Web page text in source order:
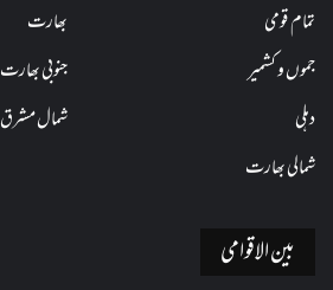
تمام قومی
بھارت
جموں و کشمیر
جنوبی بھارت
دہلی
شمال مشرق
شمالی بھارت
بین الاقوامی